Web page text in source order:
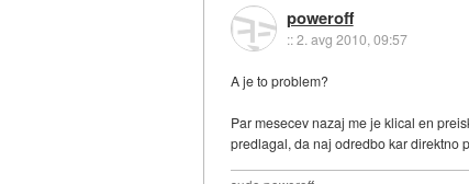
poweroff
::2. avg 2010, 09:57
A je to problem?
Par mesecev nazaj me je klical en
predlagal, da naj odredbo kar direktno